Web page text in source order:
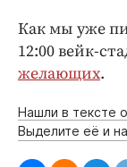
Как мы уже
12:00 вейк-
желающих.
Нашли в тексте
Выделите её и